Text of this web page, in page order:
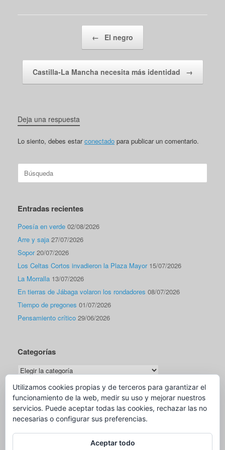
← El negro
Castilla-La Mancha necesita más identidad →
Deja una respuesta
Lo siento, debes estarconectado para publicar un comentario.
Buscar:
Entradas recientes
Poesía en verde 02/08/2026
Arre y saja 27/07/2026
Sopor 20/07/2026
Los Celtas Cortos invadieron la Plaza Mayor 15/07/2026
La Morralla 13/07/2026
En tierras de Jábaga volaron los rondadores 08/07/2026
Tiempo de pregones 01/07/2026
Pensamiento crítico 29/06/2026
Categorías
Categorías
Traductor
Utilizamos cookies propias y de terceros para garantizar el
funcionamiento de la web, medir su uso y mejorar nuestros
servicios. Puede aceptar todas las cookies, rechazar las no
necesarias o configurar sus preferencias.
Aceptar todo